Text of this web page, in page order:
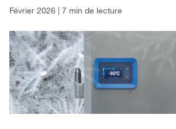
Février 2026 | 7 min de lecture